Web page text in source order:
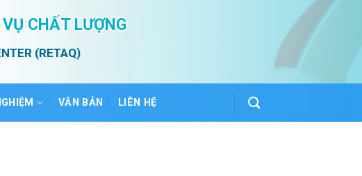
CHẤT LƯỢNG
(RETAQ)
VĂN BẢN LIÊN HỆ